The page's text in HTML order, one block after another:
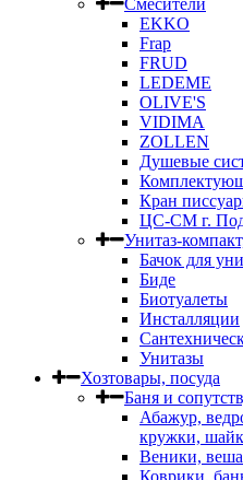
Смесители
EKKO
Frap
FRUD
LEDEME
OLIVE'S
VIDIMA
ZOLLEN
Душевые
Кран
ЦС-СМ г.
Унитаз-
Бачок для
Биде
Биотуалеты
Инсталляции
Унитазы
Хозтовары, посуда
Баня и
Абажур,
кружки,
Веники,
Коврики,